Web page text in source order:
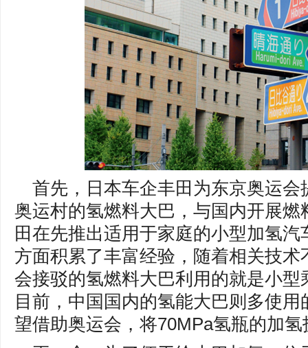
首先，日本车企丰田为东京奥运
奥运村的氢燃料大巴，与国内开展
田在先推出适用于家庭的小型加氢
方面积累了丰富经验，随着相关技
会接驳的氢燃料大巴利用的就是小
目前，中国国内的氢能大巴则多使
望借助奥运会，将70MPa氢瓶的加